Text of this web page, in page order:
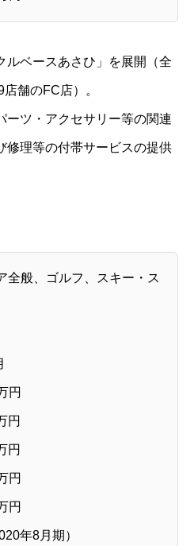
ルベースあさひ」を展開（全
舗のFC店）。
ーツ・アクセサリー等の関連
修理等の付帯サービスの提供
、ゴルフ、スキー・ス
円
円
円
円
円
年8月期）